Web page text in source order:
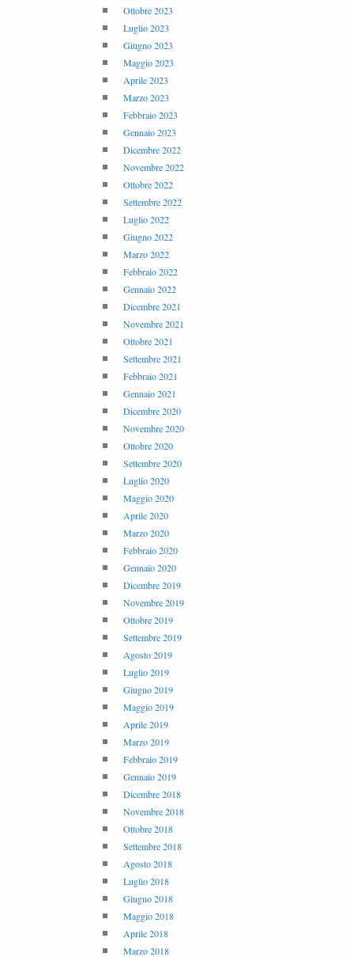
Ottobre 2023
Luglio 2023
Giugno 2023
Maggio 2023
Aprile 2023
Marzo 2023
Febbraio 2023
Gennaio 2023
Dicembre 2022
Novembre 2022
Ottobre 2022
Settembre 2022
Luglio 2022
Giugno 2022
Marzo 2022
Febbraio 2022
Gennaio 2022
Dicembre 2021
Novembre 2021
Ottobre 2021
Settembre 2021
Febbraio 2021
Gennaio 2021
Dicembre 2020
Novembre 2020
Ottobre 2020
Settembre 2020
Luglio 2020
Maggio 2020
Aprile 2020
Marzo 2020
Febbraio 2020
Gennaio 2020
Dicembre 2019
Novembre 2019
Ottobre 2019
Settembre 2019
Agosto 2019
Luglio 2019
Giugno 2019
Maggio 2019
Aprile 2019
Marzo 2019
Febbraio 2019
Gennaio 2019
Dicembre 2018
Novembre 2018
Ottobre 2018
Settembre 2018
Agosto 2018
Luglio 2018
Giugno 2018
Maggio 2018
Aprile 2018
Marzo 2018